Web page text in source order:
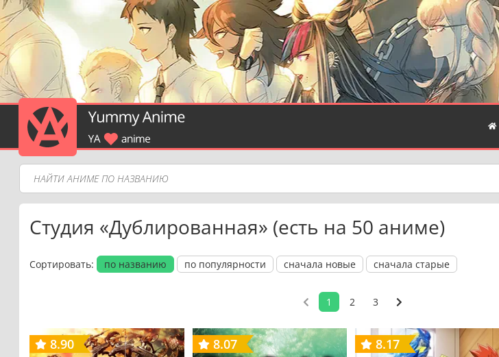
Студия «Дублированная» (есть на 50 аниме)
Сортировать: по названию по популярности сначала новые сначала старые
1 2 3
8.90 8.07 8.17